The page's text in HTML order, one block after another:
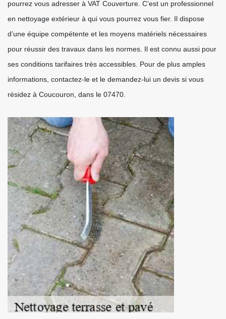
pourrez vous adresser à VAT Couverture. C’est un professionnel
en nettoyage extérieur à qui vous pourrez vous fier. Il dispose
d’une équipe compétente et les moyens matériels nécessaires
pour réussir des travaux dans les normes. Il est connu aussi pour
ses conditions tarifaires très accessibles. Pour de plus amples
informations, contactez-le et le demandez-lui un devis si vous
résidez à Coucouron, dans le 07470.